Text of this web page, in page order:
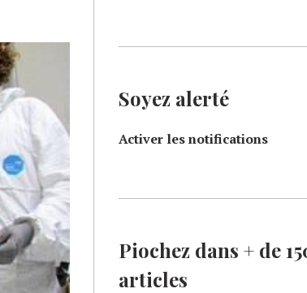
Soyez alerté
Activer les notifications
Piochez dans + de
articles